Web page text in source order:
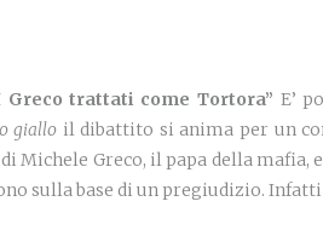
Greco trattati come Tortora” E’
giallo il dibattito si anima per un
Michele Greco, il papa della
sulla base di un pregiudizio.